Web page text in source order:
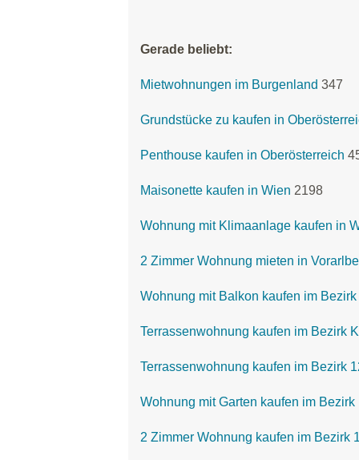
Gerade beliebt:
Mietwohnungen im Burgenland 347
Grundstücke zu kaufen in
Penthouse kaufen in Oberösterreich
Maisonette kaufen in Wien 2198
Wohnung mit Klimaanlage kaufen in
2 Zimmer Wohnung mieten in
Wohnung mit Balkon kaufen im
Terrassenwohnung kaufen im Bezirk
Terrassenwohnung kaufen im Bezirk
Wohnung mit Garten kaufen im
2 Zimmer Wohnung kaufen im Bezirk